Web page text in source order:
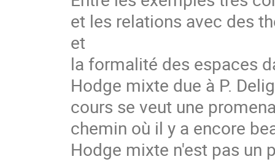
et les relations avec des
et
la formalité des espaces
Hodge mixte due à P.
cours se veut une
chemin où il y a encore
Hodge mixte n'est pas un